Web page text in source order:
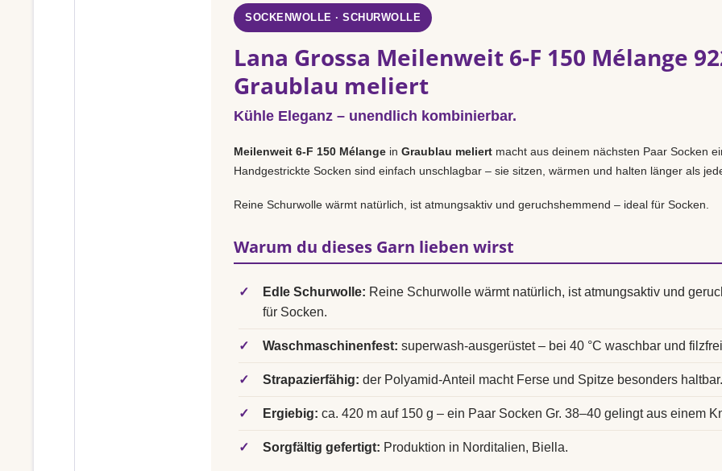
SOCKENWOLLE · SCHURWOLLE
Lana Grossa Meilenweit 6-F 150 Mélange
Graublau meliert
Kühle Eleganz – unendlich kombinierbar.
Meilenweit 6-F 150 Mélange in Graublau meliert macht aus deinem nächsten Paar Socken
Handgestrickte Socken sind einfach unschlagbar – sie sitzen, wärmen und halten länger als
Reine Schurwolle wärmt natürlich, ist atmungsaktiv und geruchshemmend – ideal für Socken.
Warum du dieses Garn lieben wirst
✓ Edle Schurwolle: Reine Schurwolle wärmt natürlich, ist atmungsaktiv und
für Socken.
✓ Waschmaschinenfest: superwash-ausgerüstet – bei 40 °C waschbar und
✓ Strapazierfähig: der Polyamid-Anteil macht Ferse und Spitze besonders haltbar.
✓ Ergiebig: ca. 420 m auf 150 g – ein Paar Socken Gr. 38–40 gelingt aus einem
✓ Sorgfältig gefertigt: Produktion in Norditalien, Biella.